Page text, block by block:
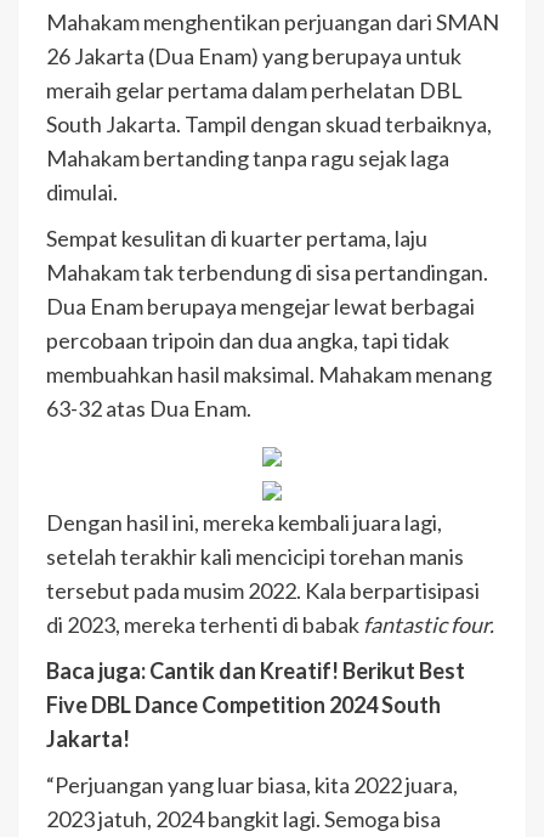
Mahakam menghentikan perjuangan dari SMAN
26 Jakarta (Dua Enam) yang berupaya untuk
meraih gelar pertama dalam perhelatan DBL
South Jakarta. Tampil dengan skuad terbaiknya,
Mahakam bertanding tanpa ragu sejak laga
dimulai.
Sempat kesulitan di kuarter pertama, laju
Mahakam tak terbendung di sisa pertandingan.
Dua Enam berupaya mengejar lewat berbagai
percobaan tripoin dan dua angka, tapi tidak
membuahkan hasil maksimal. Mahakam menang
63-32 atas Dua Enam.
Dengan hasil ini, mereka kembali juara lagi,
setelah terakhir kali mencicipi torehan manis
tersebut pada musim 2022. Kala berpartisipasi
di 2023, mereka terhenti di babak fantastic four.
Baca juga: Cantik dan Kreatif! Berikut Best
Five DBL Dance Competition 2024 South
Jakarta!
“Perjuangan yang luar biasa, kita 2022 juara,
2023 jatuh, 2024 bangkit lagi. Semoga bisa